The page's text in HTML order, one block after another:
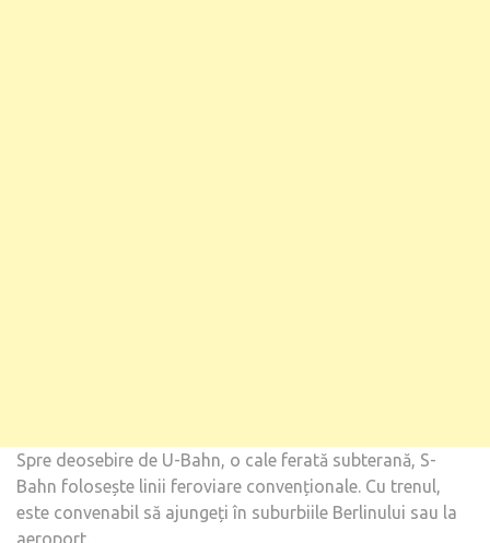
Spre deosebire de U-Bahn, o cale ferată subterană, S-
Bahn folosește linii feroviare convenționale. Cu trenul,
este convenabil să ajungeți în suburbiile Berlinului sau la
aeroport.